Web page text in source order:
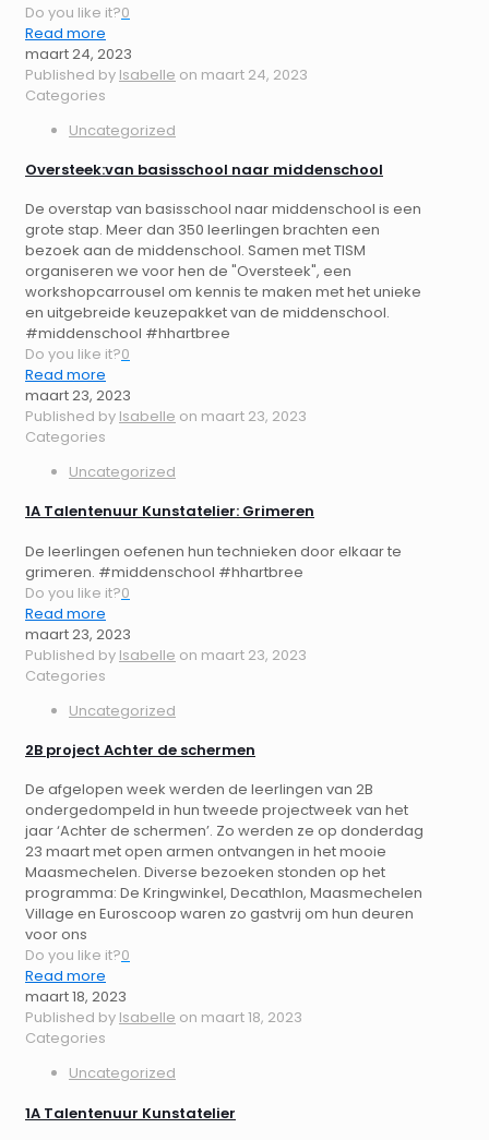
Do you like it?0
Read more
maart 24, 2023
Published by Isabelle on maart 24, 2023
Categories
Uncategorized
Oversteek:van basisschool naar middenschool
De overstap van basisschool naar middenschool is een
grote stap. Meer dan 350 leerlingen brachten een
bezoek aan de middenschool. Samen met TISM
organiseren we voor hen de "Oversteek", een
workshopcarrousel om kennis te maken met het unieke
en uitgebreide keuzepakket van de middenschool.
#middenschool #hhartbree
Do you like it?0
Read more
maart 23, 2023
Published by Isabelle on maart 23, 2023
Categories
Uncategorized
1A Talentenuur Kunstatelier: Grimeren
De leerlingen oefenen hun technieken door elkaar te
grimeren. #middenschool #hhartbree
Do you like it?0
Read more
maart 23, 2023
Published by Isabelle on maart 23, 2023
Categories
Uncategorized
2B project Achter de schermen
De afgelopen week werden de leerlingen van 2B
ondergedompeld in hun tweede projectweek van het
jaar ‘Achter de schermen’. Zo werden ze op donderdag
23 maart met open armen ontvangen in het mooie
Maasmechelen. Diverse bezoeken stonden op het
programma: De Kringwinkel, Decathlon, Maasmechelen
Village en Euroscoop waren zo gastvrij om hun deuren
voor ons
Do you like it?0
Read more
maart 18, 2023
Published by Isabelle on maart 18, 2023
Categories
Uncategorized
1A Talentenuur Kunstatelier